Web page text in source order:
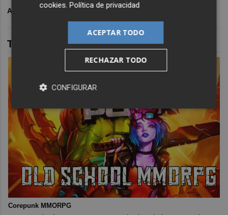
ARCHIVADO EN CALA REONA
TAMBIÉN TE PUEDE INTERESAR
Corepunk MMORPG
cookies.Política de privacidad
ACEPTAR TODO
RECHAZAR TODO
CONFIGURAR